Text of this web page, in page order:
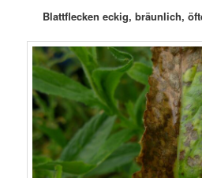
Blattflecken eckig, bräunlich,